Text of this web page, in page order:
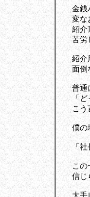
金銭バ
変なお
紹介頂
苦労し
紹介用
面倒な
普通に
「どっ
こう言
僕の場
「社長
この一
信じら
大手レ